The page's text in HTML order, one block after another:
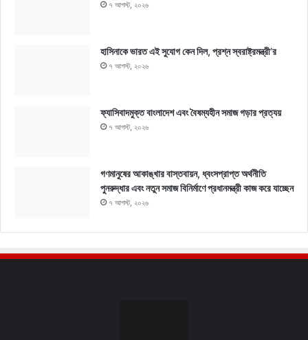
৭ আগস্ট, ২০২৬
হাসিনাকে ভারত এই সুযোগ কেন দিল, প্রশ্ন স্বরাষ্ট্রমন্ত্রী’র
৭ আগস্ট, ২০২৬
ফ্যাসিবাদমুক্ত বাংলাদেশ এবং বৈষম্যহীন সমাজ গড়ার প্রত্যয়
৭ আগস্ট, ২০২৬
গণমানুষের আকাঙ্খার বাস্তবায়ন, ধ্বংসপ্রাপ্ত অর্থনীতি
পুনরুদ্ধার এবং নতুন সমাজ বিনির্মাণে প্রধানমন্ত্রী কাজ করে যাচ্ছেন
৭ আগস্ট, ২০২৬